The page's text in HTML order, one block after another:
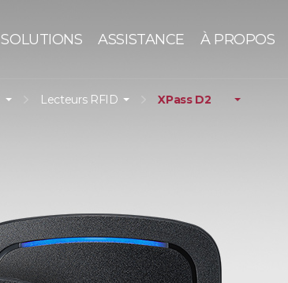
SOLUTIONS ASSISTANCE À PROPOS
Lecteurs RFID XPass D2